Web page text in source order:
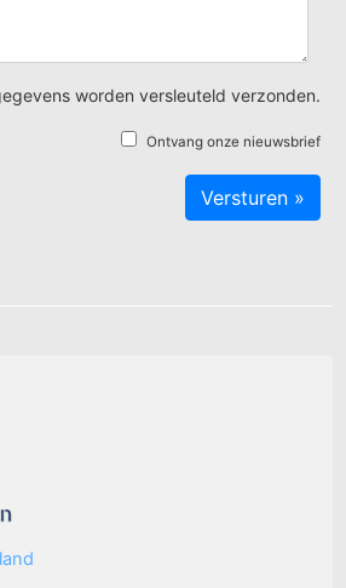
worden versleuteld verzonden.
Ontvang onze nieuwsbrief